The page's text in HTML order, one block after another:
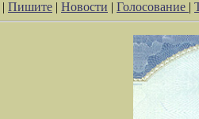
| Пишите | Новости | Голосование |